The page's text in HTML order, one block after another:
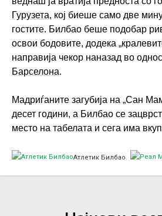
Гурузета, кој биеше само две
гостите. Билбао беше подобар
освои бодовите, додека
направија чекор наназад во
Барселона.
Мадриѓаните загубија на „Сан
десет години, а Билбао се
место на табелата и сега има
Атлетик Билбао